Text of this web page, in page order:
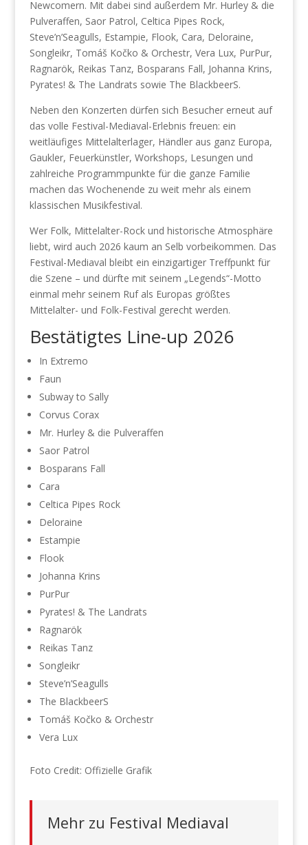
Newcomern. Mit dabei sind außerdem Mr. Hurley & die
Pulveraffen, Saor Patrol, Celtica Pipes Rock,
Steve’n’Seagulls, Estampie, Flook, Cara, Deloraine,
Songleikr, Tomáš Kočko & Orchestr, Vera Lux, PurPur,
Ragnarök, Reikas Tanz, Bosparans Fall, Johanna Krins,
Pyrates! & The Landrats sowie The BlackbeerS.
Neben den Konzerten dürfen sich Besucher erneut auf
das volle Festival-Mediaval-Erlebnis freuen: ein
weitläufiges Mittelalterlager, Händler aus ganz Europa,
Gaukler, Feuerkünstler, Workshops, Lesungen und
zahlreiche Programmpunkte für die ganze Familie
machen das Wochenende zu weit mehr als einem
klassischen Musikfestival.
Wer Folk, Mittelalter-Rock und historische Atmosphäre
liebt, wird auch 2026 kaum an Selb vorbeikommen. Das
Festival-Mediaval bleibt ein einzigartiger Treffpunkt für
die Szene – und dürfte mit seinem „Legends“-Motto
einmal mehr seinem Ruf als Europas größtes
Mittelalter- und Folk-Festival gerecht werden.
Bestätigtes Line-up 2026
In Extremo
Faun
Subway to Sally
Corvus Corax
Mr. Hurley & die Pulveraffen
Saor Patrol
Bosparans Fall
Cara
Celtica Pipes Rock
Deloraine
Estampie
Flook
Johanna Krins
PurPur
Pyrates! & The Landrats
Ragnarök
Reikas Tanz
Songleikr
Steve’n’Seagulls
The BlackbeerS
Tomáš Kočko & Orchestr
Vera Lux
Foto Credit: Offizielle Grafik
Mehr zu Festival Mediaval